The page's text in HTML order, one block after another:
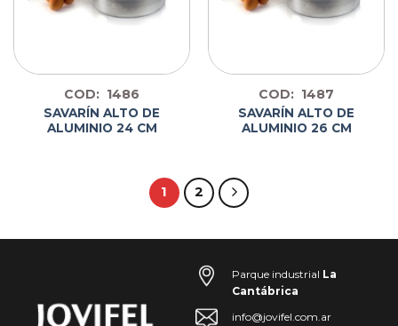
COD: 1486
SAVARÍN ALTO DE
ALUMINIO 24 CM
COD: 1487
SAVARÍN ALTO DE
ALUMINIO 26 CM
1 2
Parque industrial La
Cantábrica
info@jovifel.com.ar